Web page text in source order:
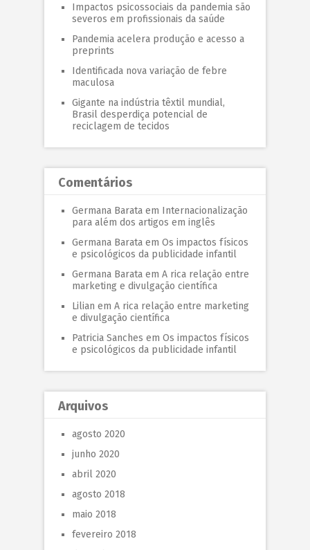
Impactos psicossociais da pandemia são
severos em profissionais da saúde
Pandemia acelera produção e acesso a
preprints
Identificada nova variação de febre
maculosa
Gigante na indústria têxtil mundial,
Brasil desperdiça potencial de
reciclagem de tecidos
Comentários
Germana Barata em Internacionalização
para além dos artigos em inglês
Germana Barata em Os impactos físicos
e psicológicos da publicidade infantil
Germana Barata em A rica relação entre
marketing e divulgação científica
Lilian em A rica relação entre marketing
e divulgação científica
Patricia Sanches em Os impactos físicos
e psicológicos da publicidade infantil
Arquivos
agosto 2020
junho 2020
abril 2020
agosto 2018
maio 2018
fevereiro 2018